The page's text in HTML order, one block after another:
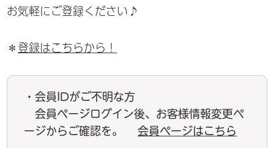
お気軽にご登録ください♪
＊登録はこちらから！
・会員IDがご不明な方
会員ページログイン後、お客様情報変更ペ
ージからご確認を。会員ページはこちら